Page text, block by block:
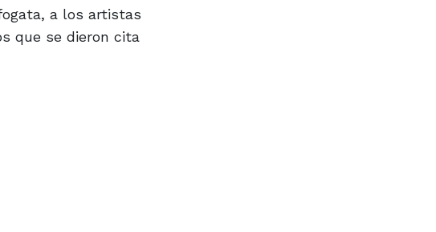
a los artistas
que se dieron cita